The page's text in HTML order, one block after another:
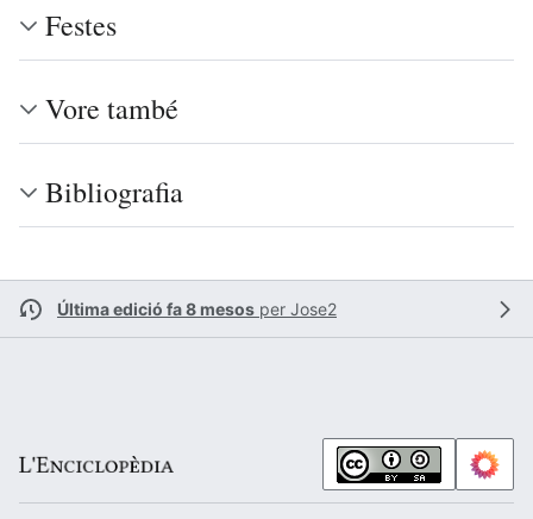
Festes
Vore també
Bibliografia
Última edició fa 8 mesos per Jose2